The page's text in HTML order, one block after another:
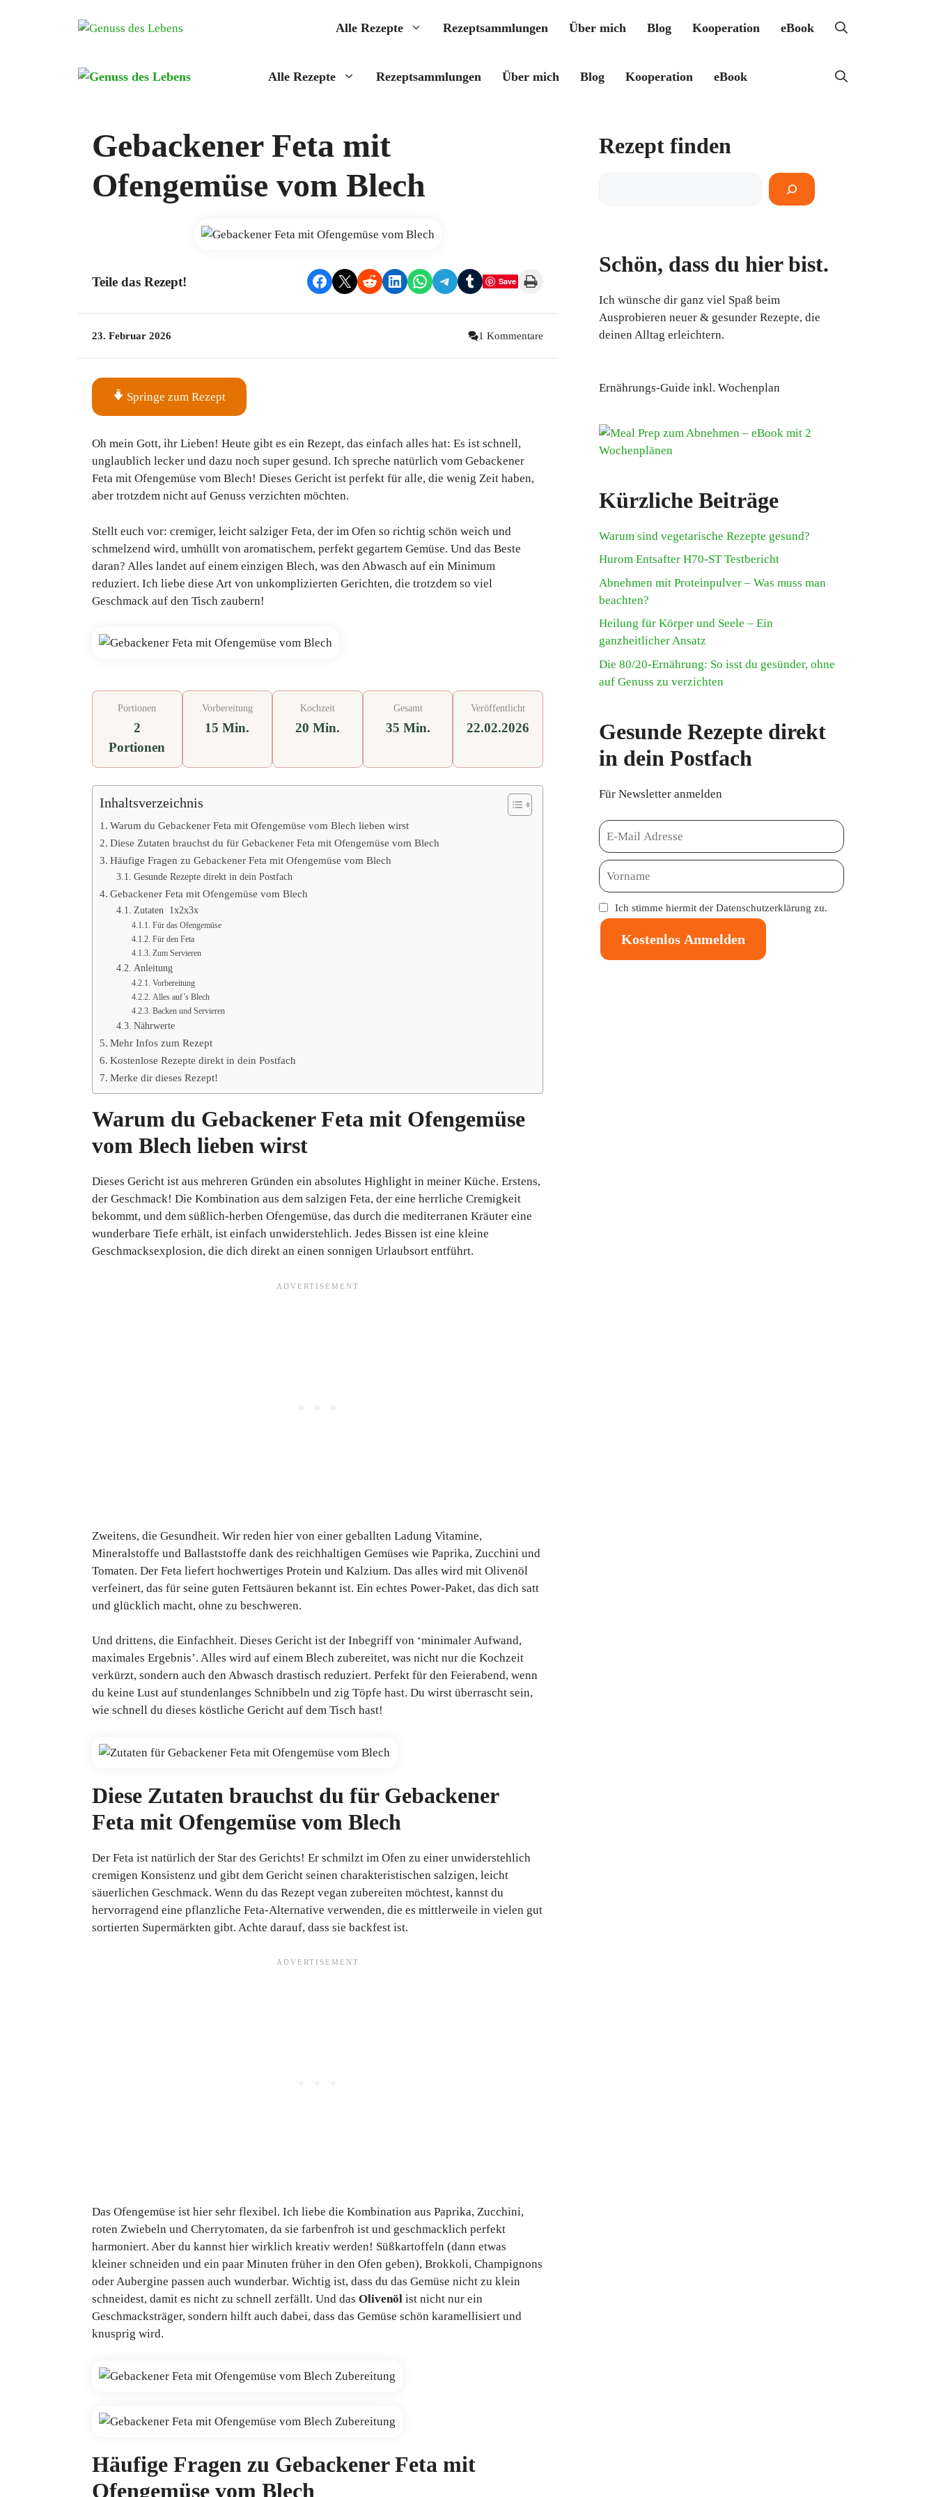
Alle Rezepte Rezeptsammlungen Über mich Blog Kooperation eBook
Alle Rezepte Rezeptsammlungen Über mich Blog Kooperation eBook
Gebackener Feta mit
Ofengemüse vom Blech
Teile das Rezept! Share on Facebook
Share on X Share on RedditShare on LinkedIn
Share on WhatsApp
Share on Telegram
Share on Tumblr
Save Print this Page
23. Februar 2026 1 Kommentare
Springe zum Rezept
Oh mein Gott, ihr Lieben! Heute gibt es ein Rezept, das einfach alles hat: Es ist schnell,
unglaublich lecker und dazu noch super gesund. Ich spreche natürlich vom Gebackener
Feta mit Ofengemüse vom Blech! Dieses Gericht ist perfekt für alle, die wenig Zeit haben,
aber trotzdem nicht auf Genuss verzichten möchten.
Stellt euch vor: cremiger, leicht salziger Feta, der im Ofen so richtig schön weich und
schmelzend wird, umhüllt von aromatischem, perfekt gegartem Gemüse. Und das Beste
daran? Alles landet auf einem einzigen Blech, was den Abwasch auf ein Minimum
reduziert. Ich liebe diese Art von unkomplizierten Gerichten, die trotzdem so viel
Geschmack auf den Tisch zaubern!
Portionen
2
Portionen
Vorbereitung
15 Min.
Kochzeit
20 Min.
Gesamt
35 Min.
Veröffentlicht
22.02.2026
Inhaltsverzeichnis
Warum du Gebackener Feta mit Ofengemüse vom Blech lieben wirst
Diese Zutaten brauchst du für Gebackener Feta mit Ofengemüse vom Blech
Häufige Fragen zu Gebackener Feta mit Ofengemüse vom Blech
Gesunde Rezepte direkt in dein Postfach
Gebackener Feta mit Ofengemüse vom Blech
Zutaten 1x2x3x
Für das Ofengemüse
Für den Feta
Zum Servieren
Anleitung
Vorbereitung
Alles auf’s Blech
Backen und Servieren
Nährwerte
Mehr Infos zum Rezept
Kostenlose Rezepte direkt in dein Postfach
Merke dir dieses Rezept!
Warum du Gebackener Feta mit Ofengemüse
vom Blech lieben wirst
Dieses Gericht ist aus mehreren Gründen ein absolutes Highlight in meiner Küche. Erstens,
der Geschmack! Die Kombination aus dem salzigen Feta, der eine herrliche Cremigkeit
bekommt, und dem süßlich-herben Ofengemüse, das durch die mediterranen Kräuter eine
wunderbare Tiefe erhält, ist einfach unwiderstehlich. Jedes Bissen ist eine kleine
Geschmacksexplosion, die dich direkt an einen sonnigen Urlaubsort entführt.
Zweitens, die Gesundheit. Wir reden hier von einer geballten Ladung Vitamine,
Mineralstoffe und Ballaststoffe dank des reichhaltigen Gemüses wie Paprika, Zucchini und
Tomaten. Der Feta liefert hochwertiges Protein und Kalzium. Das alles wird mit Olivenöl
verfeinert, das für seine guten Fettsäuren bekannt ist. Ein echtes Power-Paket, das dich satt
und glücklich macht, ohne zu beschweren.
Und drittens, die Einfachheit. Dieses Gericht ist der Inbegriff von ‘minimaler Aufwand,
maximales Ergebnis’. Alles wird auf einem Blech zubereitet, was nicht nur die Kochzeit
verkürzt, sondern auch den Abwasch drastisch reduziert. Perfekt für den Feierabend, wenn
du keine Lust auf stundenlanges Schnibbeln und zig Töpfe hast. Du wirst überrascht sein,
wie schnell du dieses köstliche Gericht auf dem Tisch hast!
Diese Zutaten brauchst du für Gebackener
Feta mit Ofengemüse vom Blech
Der Feta ist natürlich der Star des Gerichts! Er schmilzt im Ofen zu einer unwiderstehlich
cremigen Konsistenz und gibt dem Gericht seinen charakteristischen salzigen, leicht
säuerlichen Geschmack. Wenn du das Rezept vegan zubereiten möchtest, kannst du
hervorragend eine pflanzliche Feta-Alternative verwenden, die es mittlerweile in vielen gut
sortierten Supermärkten gibt. Achte darauf, dass sie backfest ist.
Das Ofengemüse ist hier sehr flexibel. Ich liebe die Kombination aus Paprika, Zucchini,
roten Zwiebeln und Cherrytomaten, da sie farbenfroh ist und geschmacklich perfekt
harmoniert. Aber du kannst hier wirklich kreativ werden! Süßkartoffeln (dann etwas
kleiner schneiden und ein paar Minuten früher in den Ofen geben), Brokkoli, Champignons
oder Aubergine passen auch wunderbar. Wichtig ist, dass du das Gemüse nicht zu klein
schneidest, damit es nicht zu schnell zerfällt. Und das Olivenöl ist nicht nur ein
Geschmacksträger, sondern hilft auch dabei, dass das Gemüse schön karamellisiert und
knusprig wird.
Häufige Fragen zu Gebackener Feta mit
Ofengemüse vom Blech
Rezept finden
Schön, dass du hier bist.
Ich wünsche dir ganz viel Spaß beim
Ausprobieren neuer & gesunder Rezepte, die
deinen Alltag erleichtern.
Ernährungs-Guide inkl. Wochenplan
Kürzliche Beiträge
Warum sind vegetarische Rezepte gesund?
Hurom Entsafter H70-ST Testbericht
Abnehmen mit Proteinpulver – Was muss man
beachten?
Heilung für Körper und Seele – Ein
ganzheitlicher Ansatz
Die 80/20-Ernährung: So isst du gesünder, ohne
auf Genuss zu verzichten
Gesunde Rezepte direkt
in dein Postfach
Für Newsletter anmelden
Ich stimme hiermit der Datenschutzerklärung zu.
Kostenlos Anmelden